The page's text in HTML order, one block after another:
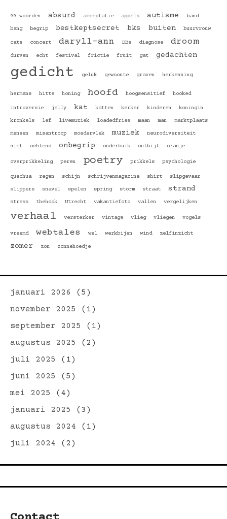
99 woorden absurd acceptatie appels autisme band
bang begrip bestkeptsecret bks buiten buurvrouw
cats concert daryll-ann DBs diagnose droom
durven echt festival frictie fruit gat gedachten
gedicht geluk gewoonte graven herkenning
hermans hitte honing hoofd hoogsensitief hooked
introversie jelly kat katten kerker kinderen koningin
kronkels lef livemuziek loadedfries maan man marktplaats
mensen misantroop moedervlek muziek neurodiversiteit
niet ochtend onbegrip onderbuik ontbijt oranje
overprikkeling peren poetry prikkels psychologie
quechua regen schijn schrijvenmagazine shirt slipgevaar
slippers snavel spelen spring storm straat strand
stress thehook Utrecht vakantiefoto vallen vergelijken
verhaal versterker vintage vlieg vliegen vogels
vreemd webtales wel werkbijen wind zelfinzicht
zomer zon zonnehoedje
januari 2026
(5)
november 2025
(1)
september 2025
(1)
augustus 2025
(2)
juli 2025
(1)
juni 2025
(5)
mei 2025
(4)
januari 2025
(3)
augustus 2024 (1)
juli 2024 (2)